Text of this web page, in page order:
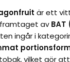
är ett
av
ingår i
vilket gör